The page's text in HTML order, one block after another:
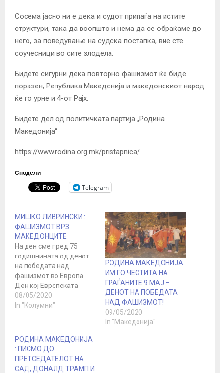
Сосема јасно ни е дека и судот припаѓа на истите
структури, така да воопшто и нема да се обраќаме до
него, за поведување на судска постапка, вие сте
соучесници во сите злодела.
Бидете сигурни дека повторно фашизмот ќе биде
поразен, Република Македонија и македонскиот народ
ќе го урне и 4-от Рајх.
Бидете дел од политичката партија „Родина
Македонија“
https://www.rodina.org.mk/pristapnica/
Сподели
Telegram
МИШКО ЛИВРИНСКИ :
ФАШИЗМОТ ВРЗ
МАКЕДОНЦИТЕ
На ден сме пред 75
годишнината од денот
на победата над
фашизмот во Европа.
Ден кој Европската
унија си го украде како
свој ден и од ден на
се со една цел да ја
избрише историјата и
сопствениот страм дека
цела…
08/05/2020
In "Колумни"
РОДИНА МАКЕДОНИЈА
ИМ ГО ЧЕСТИТА НА
ГРАЃАНИТЕ 9 МАЈ –
ДЕНОТ НА ПОБЕДАТА
НАД ФАШИЗМОТ!
09/05/2020
In "Македонија"
РОДИНА МАКЕДОНИЈА
: ПИСМО ДО
ПРЕТСЕДАТЕЛОТ НА
САД, ДОНАЛД ТРАМП И